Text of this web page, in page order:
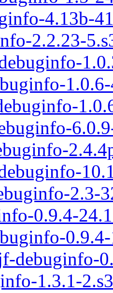
4.13b-
2.2.23-
2.3-
0.9.4-
debuginfo-
1.3.1-